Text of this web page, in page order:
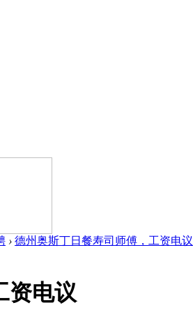
› 德州奥斯丁日餐寿司师傅，工资电议
资电议